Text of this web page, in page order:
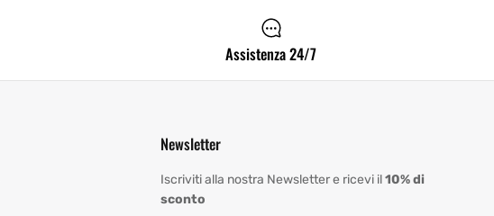
Assistenza 24/7
Newsletter
Iscriviti alla nostra Newsletter e ricevi il10% di
sconto